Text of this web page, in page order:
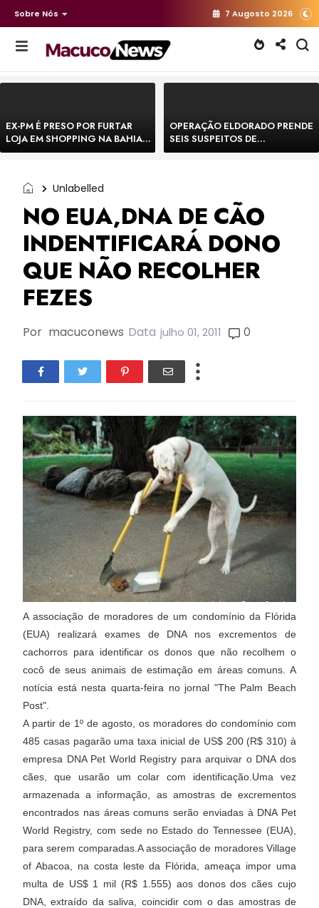
Sobre Nós 7 Augosto 2026
EX-PM É PRESO POR FURTAR
LOJA EM SHOPPING NA BAHIA E
ESCAPA CORRENDO DE
OPERAÇÃO ELDORADO PRENDE
SEIS SUSPEITOS DE
MOVIMENTAR R$ 25 MILHÕES
Unlabelled
NO EUA,DNA DE CÃO
INDENTIFICARÁ DONO
QUE NÃO RECOLHER
FEZES
Por macuconews Data julho 01, 2011 0
A associação de moradores de um condomínio da Flórida
(EUA) realizará exames de DNA nos excrementos de
cachorros para identificar os donos que não recolhem o
cocô de seus animais de estimação em áreas comuns. A
notícia está nesta quarta-feira no jornal "The Palm Beach
Post".
A partir de 1º de agosto, os moradores do condomínio com
485 casas pagarão uma taxa inicial de US$ 200 (R$ 310) à
empresa DNA Pet World Registry para arquivar o DNA dos
cães, que usarão um colar com identificação.Uma vez
armazenada a informação, as amostras de excrementos
encontrados nas áreas comuns serão enviadas à DNA Pet
World Registry, com sede no Estado do Tennessee (EUA),
para serem comparadas.A associação de moradores Village
of Abacoa, na costa leste da Flórida, ameaça impor uma
multa de US$ 1 mil (R$ 1.555) aos donos dos cães cujo
DNA, extraído da saliva, coincidir com o das amostras de